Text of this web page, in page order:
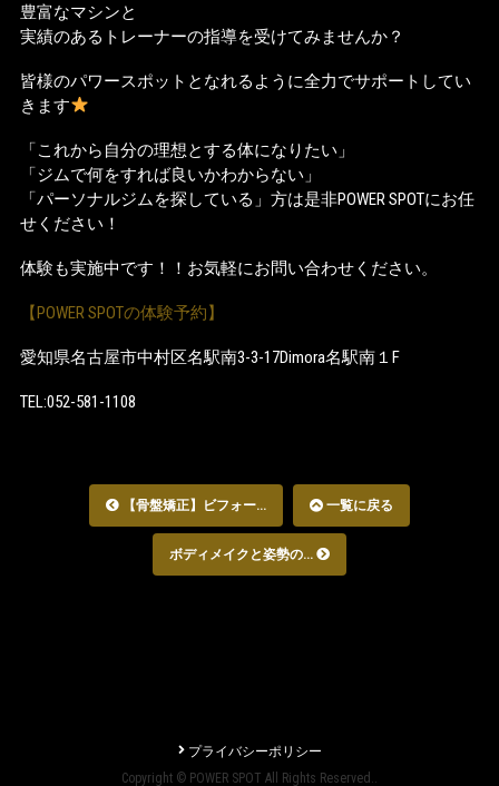
豊富なマシンと
実績のあるトレーナーの指導を受けてみませんか？
皆様のパワースポットとなれるように全力でサポートしてい
きます
「これから自分の理想とする体になりたい」
「ジムで何をすれば良いかわからない」
「パーソナルジムを探している」方は是非POWER SPOTにお任
せください！
体験も実施中です！！お気軽にお問い合わせください。
【POWER SPOTの体験予約】
愛知県名古屋市中村区名駅南3-3-17Dimora名駅南１F
TEL:052-581-1108
【骨盤矯正】ビフォー... 一覧に戻る
ボディメイクと姿勢の...
プライバシーポリシー
Copyright © POWER SPOT All Rights Reserved..